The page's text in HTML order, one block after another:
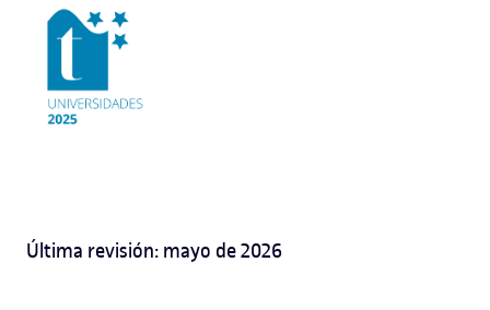
Última revisión: mayo de 2026